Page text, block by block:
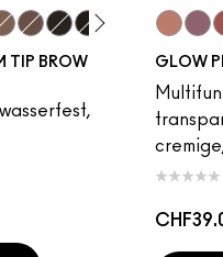
TIP BROW
GLOW